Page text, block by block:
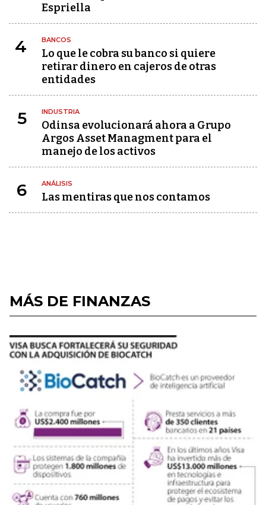
Espriella
4 BANCOS
Lo que le cobra su banco si quiere
retirar dinero en cajeros de otras
entidades
5 INDUSTRIA
Odinsa evolucionará ahora a Grupo
Argos Asset Managment para el
manejo de los activos
6 ANÁLISIS
Las mentiras que nos contamos
MÁS DE FINANZAS